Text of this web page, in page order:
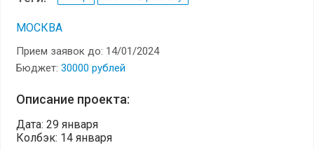
МОСКВА
Прием заявок до: 14/01/2024
Бюджет: 30000 рублей
Описание проекта:
Дата: 29 января
Колбэк: 14 января